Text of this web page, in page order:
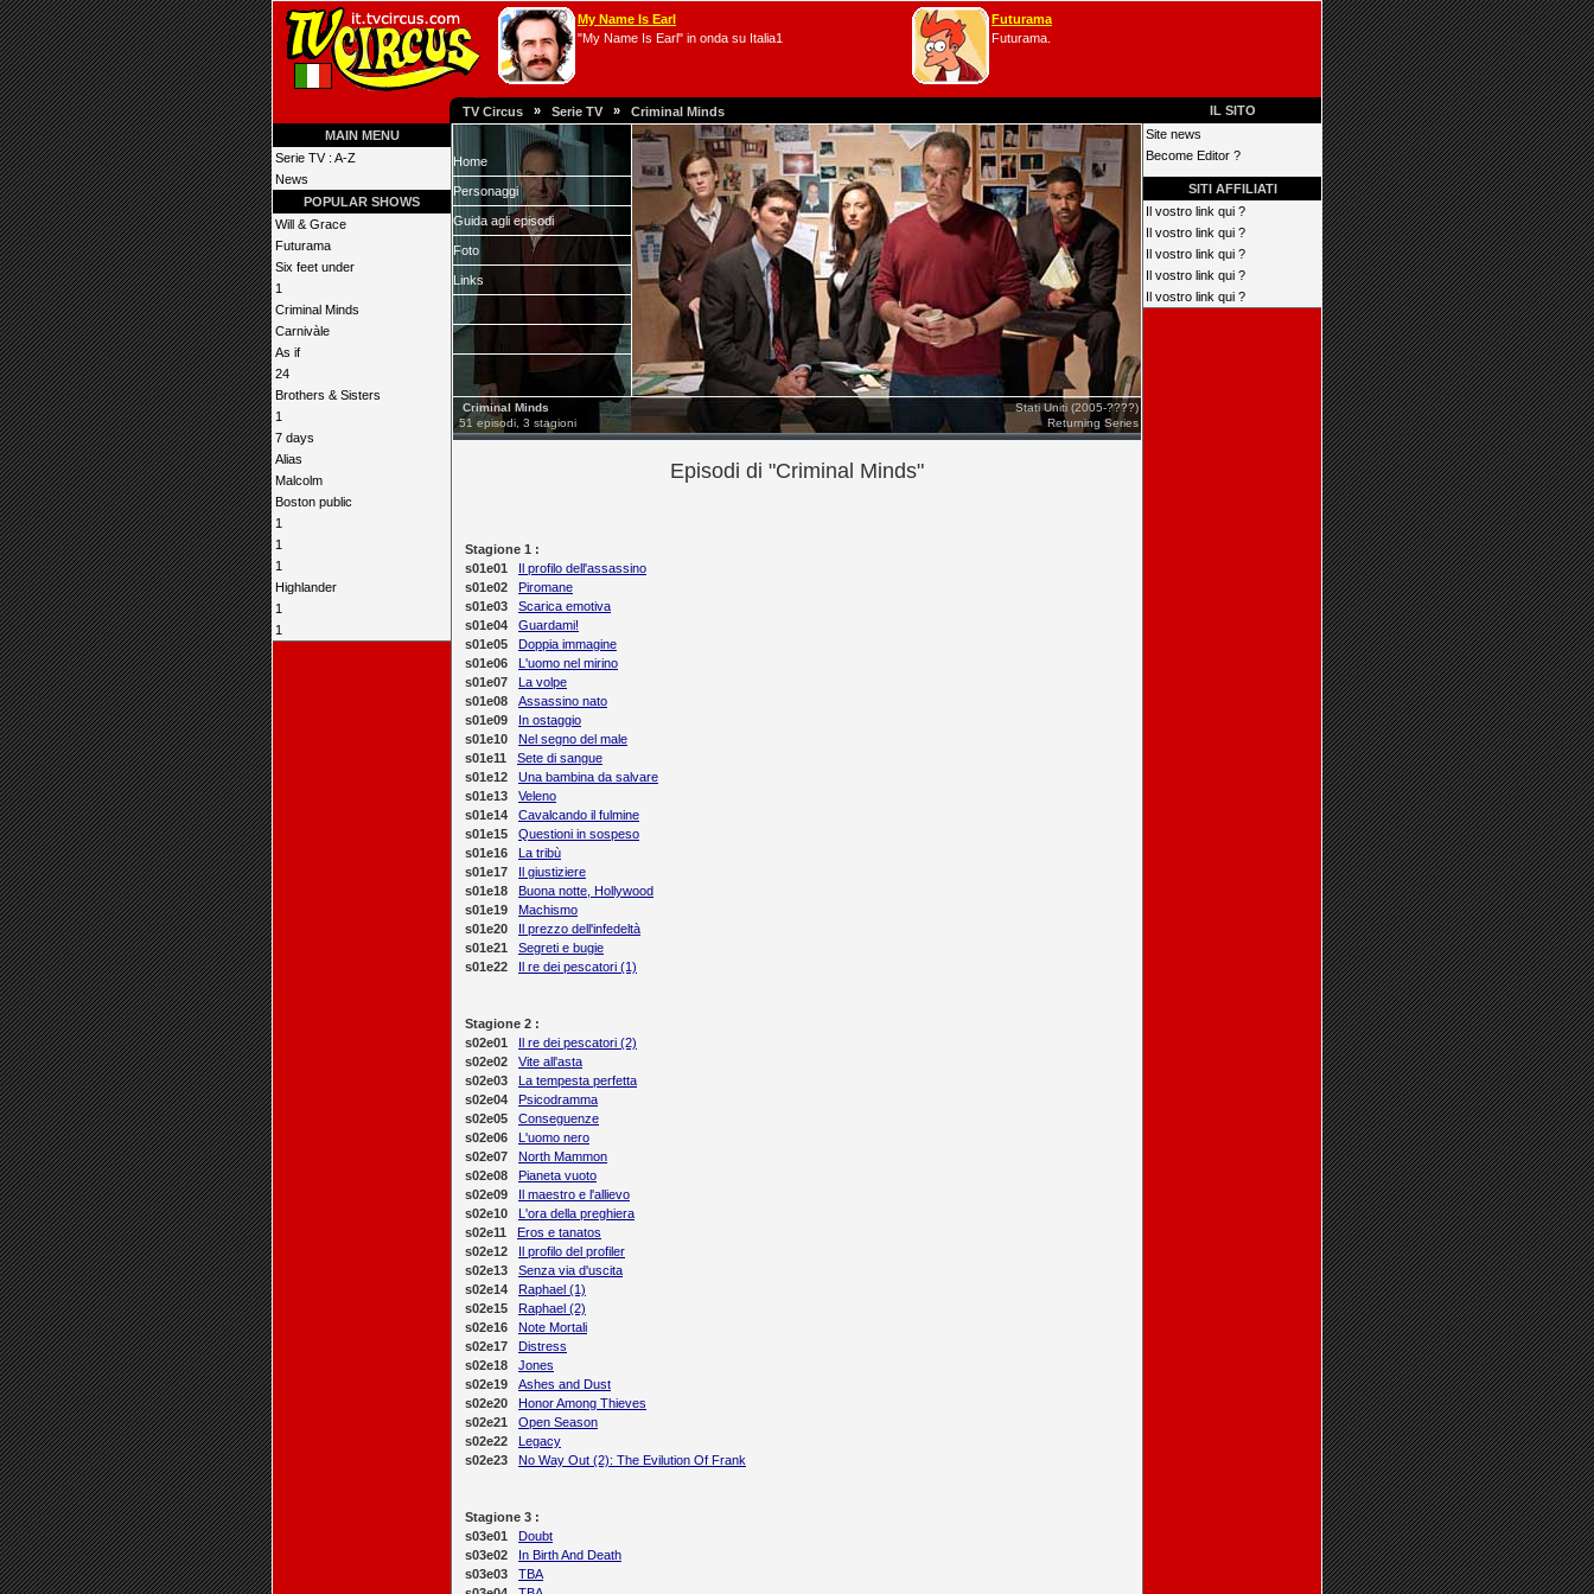
My Name Is Earl
"My Name Is Earl" in onda su Italia1
Futurama
Futurama.
TV Circus » Serie TV » Criminal Minds
IL SITO
MAIN MENU
Serie TV : A-Z
News
POPULAR SHOWS
Will & Grace
Futurama
Six feet under
1
Criminal Minds
Carnivàle
As if
24
Brothers & Sisters
1
7 days
Alias
Malcolm
Boston public
1
1
1
Highlander
1
1
Home
Personaggi
Guida agli episodi
Foto
Links
Criminal Minds
51 episodi, 3 stagioni
Stati Uniti (2005-????)
Returning Series
Episodi di "Criminal Minds"
Stagione 1 :
s01e01
Il profilo dell'assassino
s01e02
Piromane
s01e03
Scarica emotiva
s01e04
Guardami!
s01e05
Doppia immagine
s01e06
L'uomo nel mirino
s01e07
La volpe
s01e08
Assassino nato
s01e09
In ostaggio
s01e10
Nel segno del male
s01e11
Sete di sangue
s01e12
Una bambina da salvare
s01e13
Veleno
s01e14
Cavalcando il fulmine
s01e15
Questioni in sospeso
s01e16
La tribù
s01e17
Il giustiziere
s01e18
Buona notte, Hollywood
s01e19
Machismo
s01e20
Il prezzo dell'infedeltà
s01e21
Segreti e bugie
s01e22
Il re dei pescatori (1)
Stagione 2 :
s02e01
Il re dei pescatori (2)
s02e02
Vite all'asta
s02e03
La tempesta perfetta
s02e04
Psicodramma
s02e05
Conseguenze
s02e06
L'uomo nero
s02e07
North Mammon
s02e08
Pianeta vuoto
s02e09
Il maestro e l'allievo
s02e10
L'ora della preghiera
s02e11
Eros e tanatos
s02e12
Il profilo del profiler
s02e13
Senza via d'uscita
s02e14
Raphael (1)
s02e15
Raphael (2)
s02e16
Note Mortali
s02e17
Distress
s02e18
Jones
s02e19
Ashes and Dust
s02e20
Honor Among Thieves
s02e21
Open Season
s02e22
Legacy
s02e23
No Way Out (2): The Evilution Of Frank
Stagione 3 :
s03e01
Doubt
s03e02
In Birth And Death
s03e03
TBA
Site news
Become Editor ?
SITI AFFILIATI
Il vostro link qui ?
Il vostro link qui ?
Il vostro link qui ?
Il vostro link qui ?
Il vostro link qui ?